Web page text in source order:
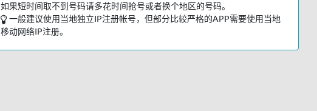
如果短时间取不到号码请多花时间抢号或者换个地区的号码。
一般建议使用当地独立IP注册帐号，但部分比较严格的APP需要使用当地
移动网络IP注册。